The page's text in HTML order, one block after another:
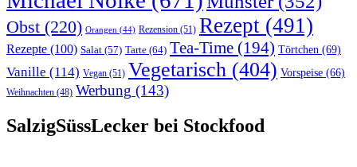
Obst (220) Orangen (44) Rezension (51) Rezept (491)
Rezepte (100) Salat (57) Tarte (64) Tea-Time (194) Törtchen (69)
Vanille (114) Vegan (51) Vegetarisch (404) Vorspeise (66)
Weihnachten (48) Werbung (143)
SalzigSüssLecker bei Stockfood